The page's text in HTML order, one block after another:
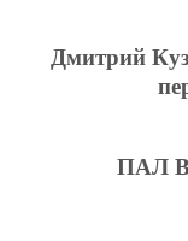
Дмитрий
ПАЛ